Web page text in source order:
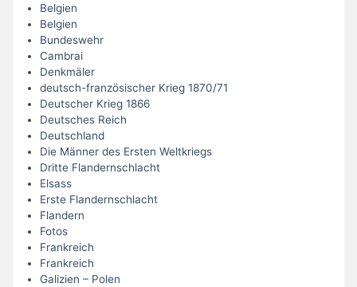
Belgien
Belgien
Bundeswehr
Cambrai
Denkmäler
deutsch-französischer Krieg 1870/71
Deutscher Krieg 1866
Deutsches Reich
Deutschland
Die Männer des Ersten Weltkriegs
Dritte Flandernschlacht
Elsass
Erste Flandernschlacht
Flandern
Fotos
Frankreich
Frankreich
Galizien – Polen